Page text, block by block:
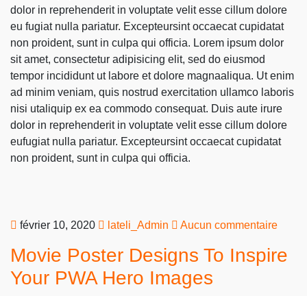
dolor in reprehenderit in voluptate velit esse cillum dolore
eu fugiat nulla pariatur. Excepteursint occaecat cupidatat
non proident, sunt in culpa qui officia. Lorem ipsum dolor
sit amet, consectetur adipisicing elit, sed do eiusmod
tempor incididunt ut labore et dolore magnaaliqua. Ut enim
ad minim veniam, quis nostrud exercitation ullamco laboris
nisi utaliquip ex ea commodo consequat. Duis aute irure
dolor in reprehenderit in voluptate velit esse cillum dolore
eufugiat nulla pariatur. Excepteursint occaecat cupidatat
non proident, sunt in culpa qui officia.
février 10, 2020 lateli_Admin Aucun commentaire
Movie Poster Designs To Inspire
Your PWA Hero Images